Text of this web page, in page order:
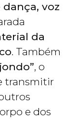
dança, voz
da
. Também
, o
transmitir
e dos